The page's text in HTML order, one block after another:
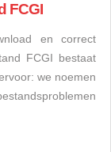
FCGI
en correct
FCGI bestaat
we noemen